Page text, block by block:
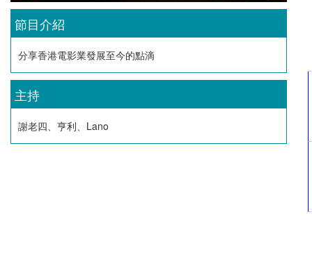
節目介紹
分享香港電影業發展至今的點滴
主持
謝老四、亨利、Lano